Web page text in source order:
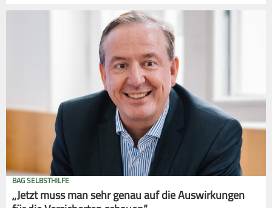
BAG SELBSTHILFE
„Jetzt muss man sehr genau auf die Auswirkungen